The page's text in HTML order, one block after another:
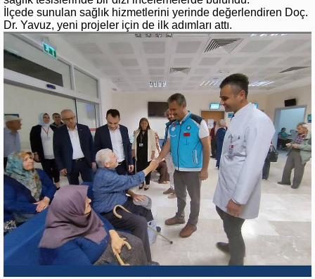
İlçede sunulan sağlık hizmetlerini yerinde değerlendiren Doç.
Dr. Yavuz, yeni projeler için de ilk adımları attı.